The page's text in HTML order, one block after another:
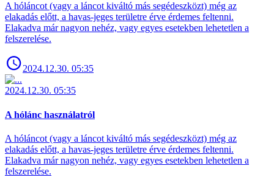
A hóláncot (vagy a láncot kiváltó más segédeszközt) még az
elakadás előtt, a havas-jeges területre érve érdemes feltenni.
Elakadva már nagyon nehéz, vagy egyes esetekben lehetetlen a
felszerelése.
2024.12.30. 05:35
2024.12.30. 05:35
A hólánc használatról
A hóláncot (vagy a láncot kiváltó más segédeszközt) még az
elakadás előtt, a havas-jeges területre érve érdemes feltenni.
Elakadva már nagyon nehéz, vagy egyes esetekben lehetetlen a
felszerelése.